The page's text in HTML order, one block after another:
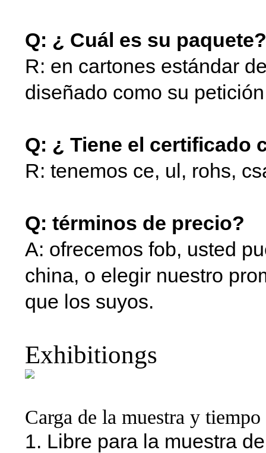
Q: ¿ Cuál es su paquete?
R: en cartones estándar
diseñado como su
Q: ¿ Tiene el certificado
R: tenemos ce, ul, rohs,
Q: términos de precio?
A: ofrecemos fob, usted
china, o elegir nuestro
que los suyos.
Exhibitiongs
Carga de la muestra y tiempo
1. Libre para la muestra